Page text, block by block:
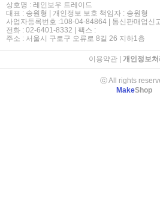
상호명 : 레인보우 트레이드
대표 : 송원형 | 개인정보 보호 책임자 : 송원형
사업자등록번호 :108-04-84864 | 통신판매업신
전화 : 02-6401-8332 | 팩스 :
주소 : 서울시 구로구 오류로 8길 26 지하1층
이용약관| 개인정보처
ⓒ All rights
MakeShop